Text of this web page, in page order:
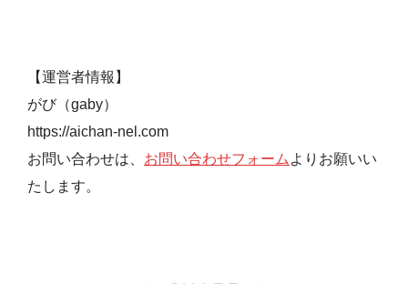
【運営者情報】
がび（gaby）
https://aichan-nel.com
お問い合わせは、 お問い合わせフォームよりお願いい
たします。